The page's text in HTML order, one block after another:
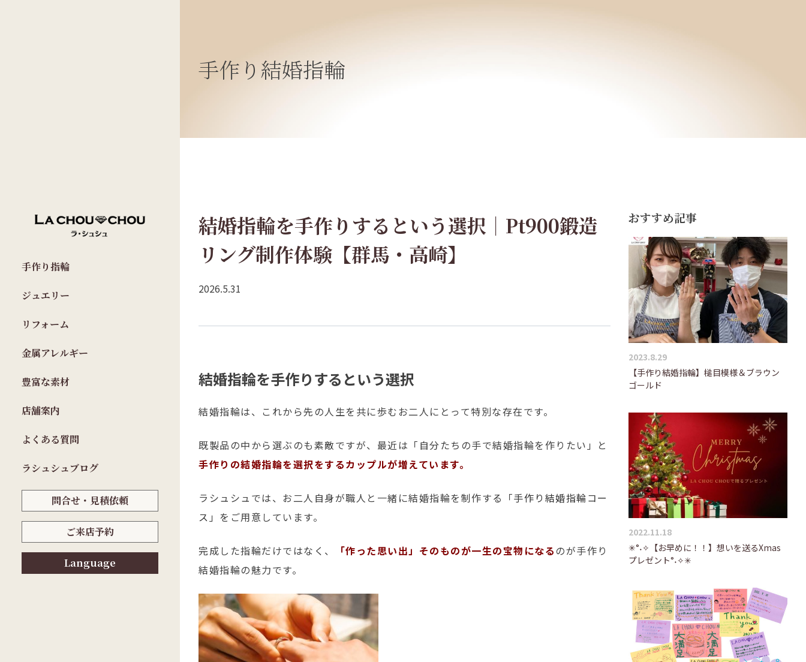
手作り指輪
ジュエリー
リフォーム
金属アレルギー
豊富な素材
店舗案内
よくある質問
ラシュシュブログ
問合せ・見積依頼
ご来店予約
Language
手作り結婚指輪
結婚指輪を手作りするという選択｜Pt900鍛造
リング制作体験【群馬・高崎】
2026.5.31
結婚指輪を手作りするという選択
結婚指輪は、これから先の人生を共に歩むお二人にとって特別な存在です。
既製品の中から選ぶのも素敵ですが、最近は「自分たちの手で結婚指輪を作りたい」と
手作りの結婚指輪を選択をするカップルが増えています。
ラシュシュでは、お二人自身が職人と一緒に結婚指輪を制作する「手作り結婚指輪コー
ス 」をご用意しています。
完成した指輪だけではなく、 「作った思い出」そのものが一生の宝物になる のが手作り
結婚指輪の魅力です。
おすすめ記事
2023.8.29
【手作り結婚指輪】槌目模様＆ブラウン
ゴールド
2022.11.18
✳°˖✧【お早めに！！】想いを送るXmas
プレゼント°˖✧✳